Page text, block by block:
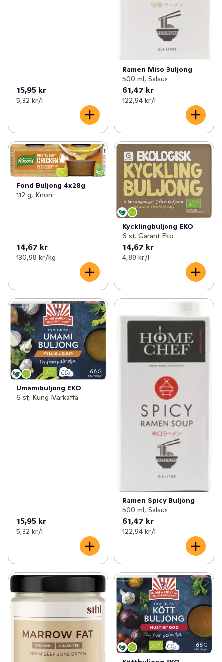
15,95 kr
5,32 kr /l
Ramen Miso Buljong
500 ml, Salsus
61,47 kr
122,94 kr /l
Fond Buljong 4x28g
112 g, Knorr
14,67 kr
130,98 kr /kg
Kycklingbuljong EKO
6 st, Garant Eko
14,67 kr
4,89 kr /l
Umamibuljong EKO
6 st, Kung Markatta
15,95 kr
5,32 kr /l
Ramen Spicy Buljong
500 ml, Salsus
61,47 kr
122,94 kr /l